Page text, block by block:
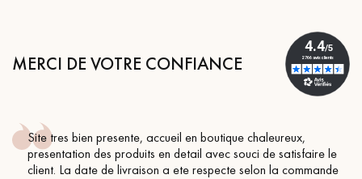
MERCI DE VOTRE CONFIANCE
Site tres bien presente, accueil en boutique chaleureux,
presentation des produits en detail avec souci de satisfaire le
client. La date de livraison a ete respecte selon la commande